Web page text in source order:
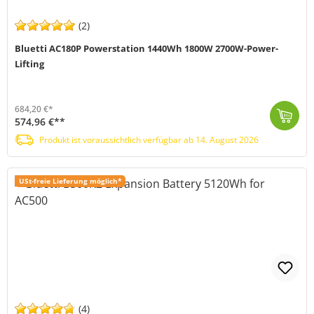
(2)
Bluetti AC180P Powerstation 1440Wh 1800W 2700W-Power-
Lifting
684,20 €*
574,96 €**
Produkt ist voraussichtlich verfügbar ab 14. August 2026
USt-freie Lieferung möglich*
(4)